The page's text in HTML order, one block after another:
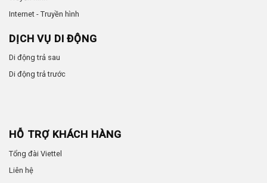
Internet - Truyền hình
DỊCH VỤ DI ĐỘNG
Di động trả sau
Di động trả trước
HỖ TRỢ KHÁCH HÀNG
Tổng đài Viettel
Liên hệ